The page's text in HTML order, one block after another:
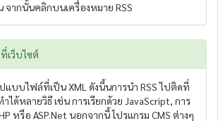
จากนั้นคลิกบนเครื่องหมาย RSS
เว็บไซต์
ปแบบไฟล์ที่เป็น XML ดังนี้นการนำ RSS ไปติดที่
ได้หลายวิธี เช่น การเรียกด้วย JavaScript, การ
หรือ ASP.Net นอกจากนี้ โปรแกรม CMS ต่างๆ